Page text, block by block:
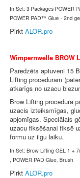
In Set: 3 Packages POWER
POWER PAD™ Glue - 2nd
Pirkt ALOR.pro
Wimpernwelle BROW
Paredzēts aptuveni 15
Lifting procedūrām
atkarīgs no uzacu
Brow Lifting procedūra
uzacis izteiksmīgas,
apjomīgas. Speciālais
uzacu fiksēšanai fiksē
formu uz ilgu laiku.
In Set: Brow Lifting GEL 1 +
, POWER PAD Glue, Brush
Pirkt ALOR.pro